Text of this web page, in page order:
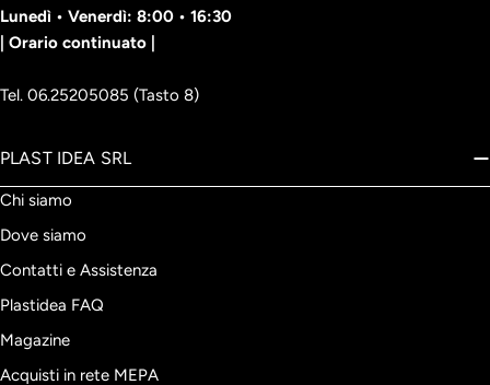
Lunedì • Venerdì: 8:00 • 16:30
| Orario continuato |
Tel. 06.25205085 (Tasto 8)
PLAST IDEA SRL
Chi siamo
Dove siamo
Contatti e Assistenza
Plastidea FAQ
Magazine
Acquisti in rete MEPA